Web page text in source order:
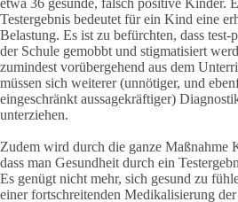
Testergebnis bedeutet für ein Kind eine
Belastung. Es ist zu befürchten, dass
der Schule gemobbt und stigmatisiert
zumindest vorübergehend aus dem
müssen sich weiterer (unnötiger, und
eingeschränkt aussagekräftiger)
unterziehen.
Zudem wird durch die ganze Maßnahme
dass man Gesundheit durch ein
Es genügt nicht mehr, sich gesund zu
einer fortschreitenden Medikalisierung